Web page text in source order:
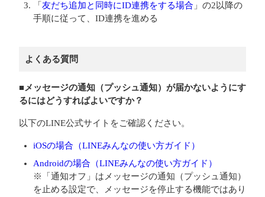
「 友だち追加と同時にID連携をする場合 」の2以降の
手順に従って、ID連携を進める
よくある質問
■メッセージの通知（プッシュ通知）が届かないようにす
るにはどうすればよいですか？
以下のLINE公式サイトをご確認ください。
iOSの場合（LINEみんなの使い方ガイド）
Androidの場合（LINEみんなの使い方ガイド）
※「通知オフ」はメッセージの通知（プッシュ通知）
を止める設定で、メッセージを停止する機能ではあり